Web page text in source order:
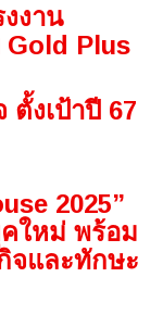
งาน
Gold Plus
งเป้าปี 67
2025”
คใหม่ พร้อม
จและทักษะ